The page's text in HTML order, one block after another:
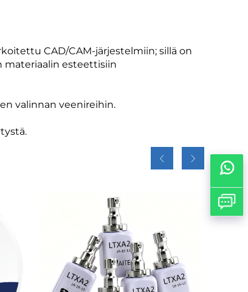
CAD/CAM-järjestelmiin; sillä on
materiaalin esteettisiin
valinnan veenireihin.